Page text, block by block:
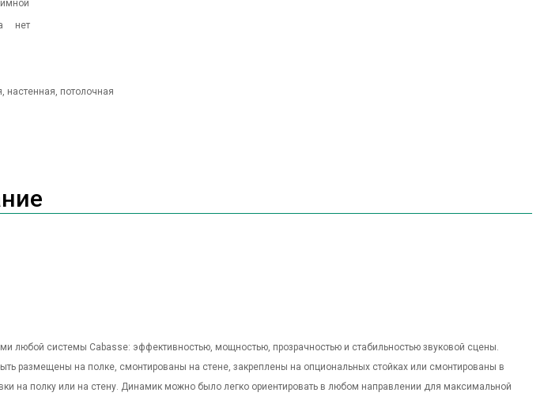
нет
настенная, потолочная
системы Cabasse: эффективностью, мощностью, прозрачностью и стабильностью звуковой сцены.
размещены на полке, смонтированы на стене, закреплены на опциональных стойках или смонтированы в
на полку или на стену. Динамик можно было легко ориентировать в любом направлении для максимальной